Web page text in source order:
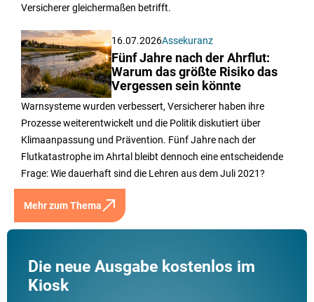
Versicherer gleichermaßen betrifft.
16.07.2026Assekuranz
Fünf Jahre nach der Ahrflut:
Warum das größte Risiko das
Vergessen sein könnte
Warnsysteme wurden verbessert, Versicherer haben ihre
Prozesse weiterentwickelt und die Politik diskutiert über
Klimaanpassung und Prävention. Fünf Jahre nach der
Flutkatastrophe im Ahrtal bleibt dennoch eine entscheidende
Frage: Wie dauerhaft sind die Lehren aus dem Juli 2021?
Mehr zum Thema
Die neue Ausgabe kostenlos im
Kiosk